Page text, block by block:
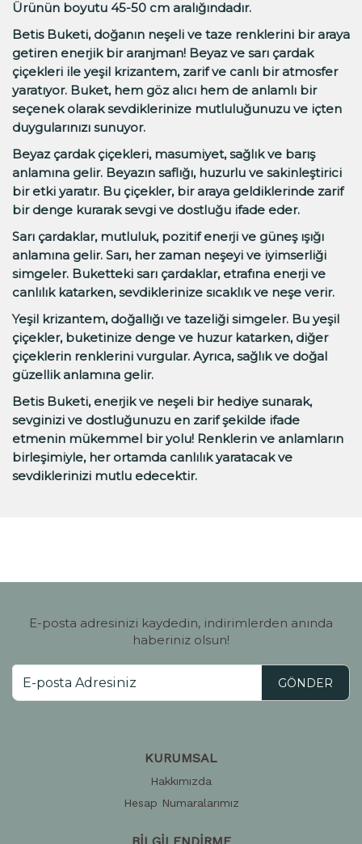
Ürünün boyutu 45-50 cm aralığındadır.
Betis Buketi, doğanın neşeli ve taze renklerini bir araya
getiren enerjik bir aranjman! Beyaz ve sarı çardak
çiçekleri ile yeşil krizantem, zarif ve canlı bir atmosfer
yaratıyor. Buket, hem göz alıcı hem de anlamlı bir
seçenek olarak sevdiklerinize mutluluğunuzu ve içten
duygularınızı sunuyor.
Beyaz çardak çiçekleri, masumiyet, sağlık ve barış
anlamına gelir. Beyazın saflığı, huzurlu ve sakinleştirici
bir etki yaratır. Bu çiçekler, bir araya geldiklerinde zarif
bir denge kurarak sevgi ve dostluğu ifade eder.
Sarı çardaklar, mutluluk, pozitif enerji ve güneş ışığı
anlamına gelir. Sarı, her zaman neşeyi ve iyimserliği
simgeler. Buketteki sarı çardaklar, etrafına enerji ve
canlılık katarken, sevdiklerinize sıcaklık ve neşe verir.
Yeşil krizantem, doğallığı ve tazeliği simgeler. Bu yeşil
çiçekler, buketinize denge ve huzur katarken, diğer
çiçeklerin renklerini vurgular. Ayrıca, sağlık ve doğal
güzellik anlamına gelir.
Betis Buketi, enerjik ve neşeli bir hediye sunarak,
sevginizi ve dostluğunuzu en zarif şekilde ifade
etmenin mükemmel bir yolu! Renklerin ve anlamların
birleşimiyle, her ortamda canlılık yaratacak ve
sevdiklerinizi mutlu edecektir.
E-posta adresinizi kaydedin, indirimlerden anında
haberiniz olsun!
GÖNDER
KURUMSAL
Hakkımızda
Hesap Numaralarımız